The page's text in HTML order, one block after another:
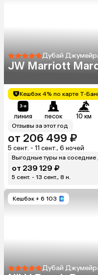
Дубай
JW Marriott
Кешбэк 4% по карте Т-
линия песок 10 км
Отзывы за этот год
от 206 499 ₽
5 сент. - 11 сент., 6 ночей
Выгодные туры на соседние
от 239 129 ₽
5 сент. - 13 сент., 8 н.
Кешбэк + 6 103
Дубай